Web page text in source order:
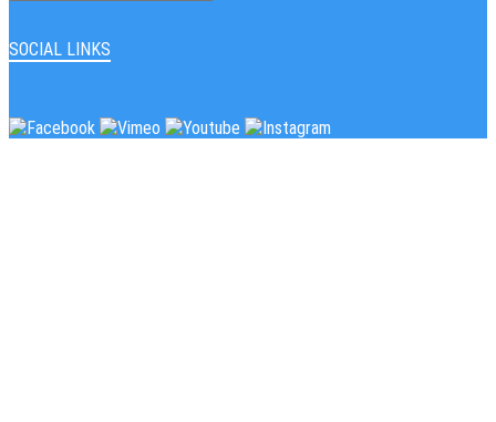
SOCIAL LINKS